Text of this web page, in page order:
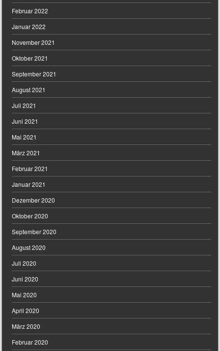
Februar 2022
Januar 2022
November 2021
Oktober 2021
September 2021
August 2021
Juli 2021
Juni 2021
Mai 2021
März 2021
Februar 2021
Januar 2021
Dezember 2020
Oktober 2020
September 2020
August 2020
Juli 2020
Juni 2020
Mai 2020
April 2020
März 2020
Februar 2020